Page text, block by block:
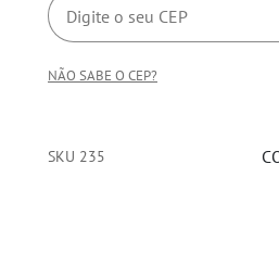
NÃO SABE O CEP?
SKU 235